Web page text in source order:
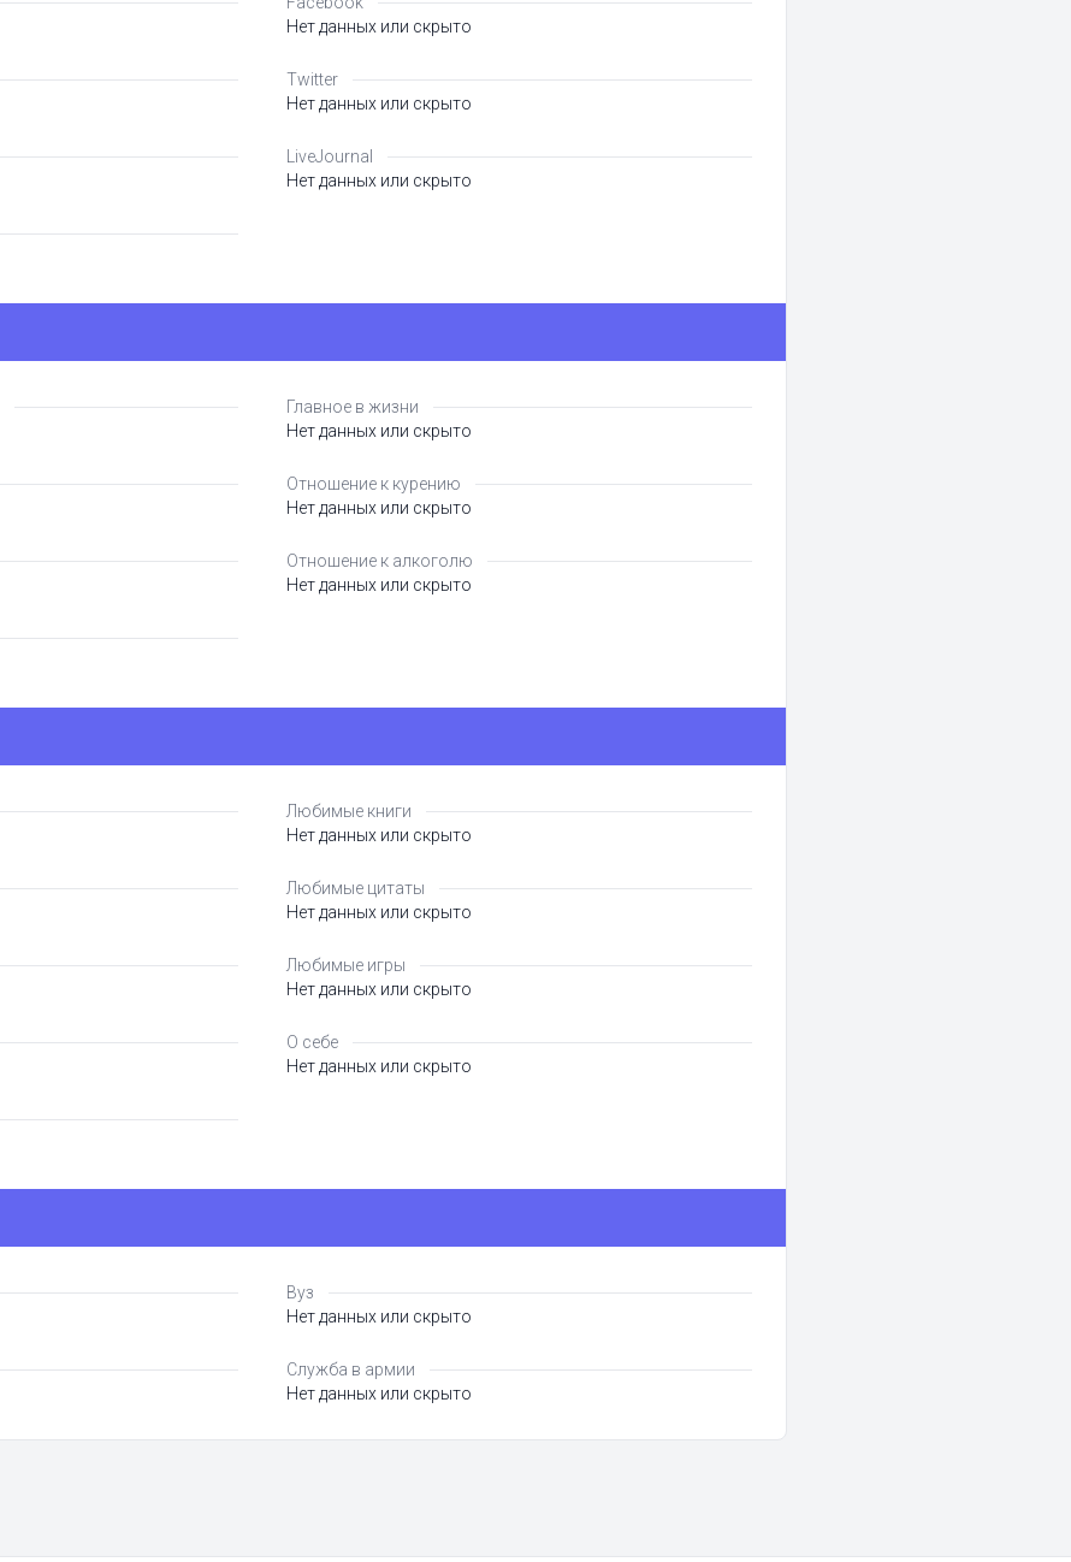
Нет данных или скрыто
Twitter
Нет данных или скрыто
LiveJournal
Нет данных или скрыто
Главное в жизни
Нет данных или скрыто
Отношение к курению
Нет данных или скрыто
Отношение к алкоголю
Нет данных или скрыто
Любимые книги
Нет данных или скрыто
Любимые цитаты
Нет данных или скрыто
Любимые игры
Нет данных или скрыто
О себе
Нет данных или скрыто
Вуз
Нет данных или скрыто
Служба в армии
Нет данных или скрыто